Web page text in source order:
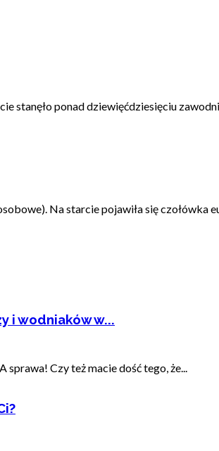
ponad dziewięćdziesięciu
Na starcie pojawiła się czołówka
i wodniaków w...
Czy też macie dość tego, że...